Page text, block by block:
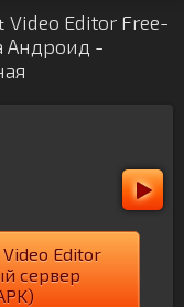
Video Editor Free-
Андроид -
Editor
сервер